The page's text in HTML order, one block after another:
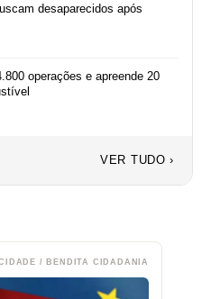
desaparecidos após
operações e apreende 20
VER TUDO ›
/ BENDITA CIDADANIA